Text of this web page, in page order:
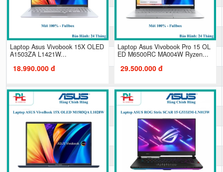
Kết nối HDMI/VGA
Camera
Card mở rộng
LOA
Kiểu Pin
Sạc pin
Hệ điều hành (bản quyền) đi kèm
Laptop Asus Vivobook 15X OLED
A1503ZA L1421W...
18.990.000 đ
Laptop Asus Vivobook Pro 15 OL
ED M6500RC MA004W Ryzen...
29.500.000 đ